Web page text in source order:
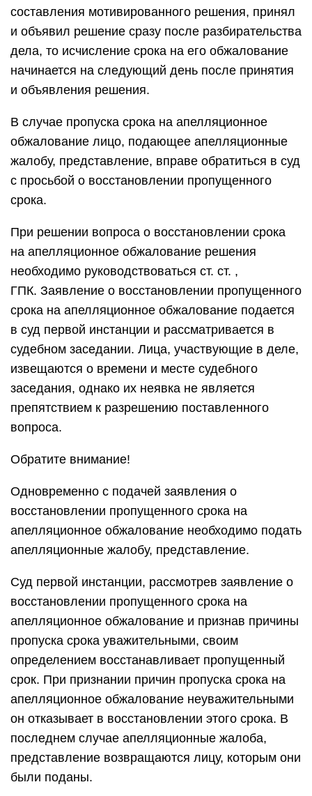
составления мотивированного решения, принял
и объявил решение сразу после разбирательства
дела, то исчисление срока на его обжалование
начинается на следующий день после принятия
и объявления решения.
В случае пропуска срока на апелляционное
обжалование лицо, подающее апелляционные
жалобу, представление, вправе обратиться в суд
с просьбой о восстановлении пропущенного
срока.
При решении вопроса о восстановлении срока
на апелляционное обжалование решения
необходимо руководствоваться ст. ст. ,
ГПК. Заявление о восстановлении пропущенного
срока на апелляционное обжалование подается
в суд первой инстанции и рассматривается в
судебном заседании. Лица, участвующие в деле,
извещаются о времени и месте судебного
заседания, однако их неявка не является
препятствием к разрешению поставленного
вопроса.
Обратите внимание!
Одновременно с подачей заявления о
восстановлении пропущенного срока на
апелляционное обжалование необходимо подать
апелляционные жалобу, представление.
Суд первой инстанции, рассмотрев заявление о
восстановлении пропущенного срока на
апелляционное обжалование и признав причины
пропуска срока уважительными, своим
определением восстанавливает пропущенный
срок. При признании причин пропуска срока на
апелляционное обжалование неуважительными
он отказывает в восстановлении этого срока. В
последнем случае апелляционные жалоба,
представление возвращаются лицу, которым они
были поданы.